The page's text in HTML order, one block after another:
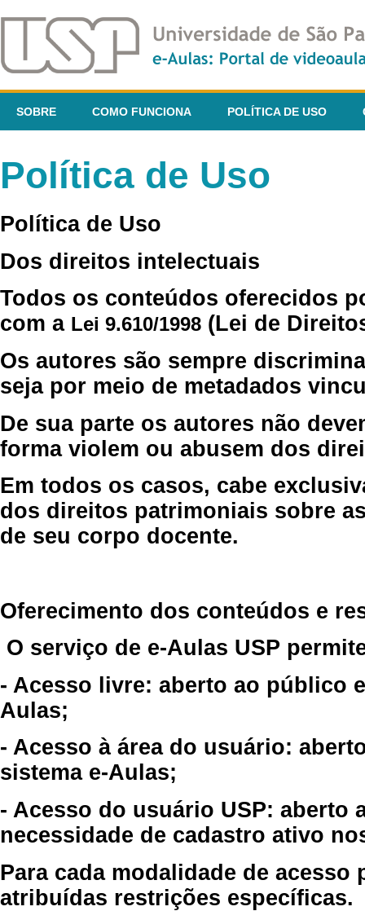
SOBRE COMO FUNCIONA POLÍTICA DE USO
Política de Uso
Política de Uso
Dos direitos intelectuais
Todos os conteúdos oferecidos
com a Lei 9.610/1998 (Lei de
Os autores são sempre
seja por meio de metadados
De sua parte os autores não
forma violem ou abusem dos
Em todos os casos, cabe
dos direitos patrimoniais sobre
de seu corpo docente.
Oferecimento dos conteúdos e
O serviço de e-Aulas USP
- Acesso livre: aberto ao público
Aulas;
- Acesso à área do usuário:
sistema e-Aulas;
- Acesso do usuário USP: aberto
necessidade de cadastro ativo
Para cada modalidade de
atribuídas restrições específicas.